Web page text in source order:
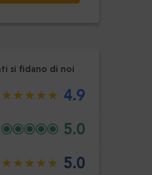
si fidano di noi
4.9
5.0
5.0